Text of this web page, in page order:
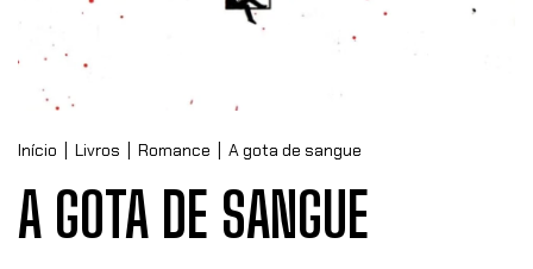
Início Livros Romance A gota de sangue
A GOTA DE SANGUE